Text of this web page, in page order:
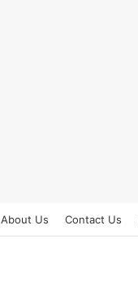
About Us Contact Us